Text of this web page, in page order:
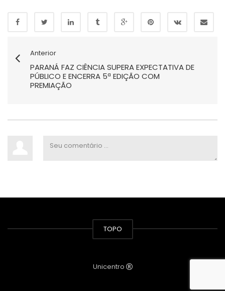
Anterior
PARANÁ FAZ CIÊNCIA SUPERA EXPECTATIVA DE
PÚBLICO E ENCERRA 5ª EDIÇÃO COM
PREMIAÇÃO
TOPO
Unicentro